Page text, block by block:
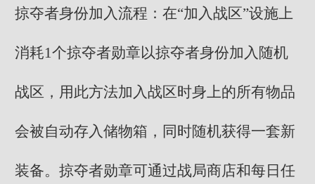
掠夺者身份加入流程：在“加入战区”设施上
消耗1个掠夺者勋章以掠夺者身份加入随机
战区，用此方法加入战区时身上的所有物品
会被自动存入储物箱，同时随机获得一套新
装备。掠夺者勋章可通过战局商店和每日任